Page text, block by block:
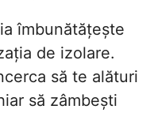
îmbunătățește
de izolare.
să te alături
să zâmbești